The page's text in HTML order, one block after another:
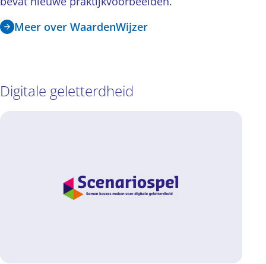
Meer over WaardenWijzer
Digitale geletterdheid